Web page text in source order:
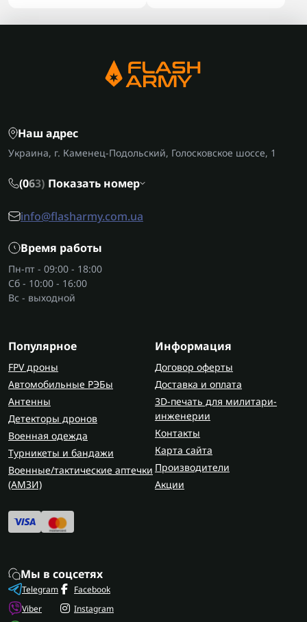
Наш адрес
Украина, г. Каменец-Подольский, Голосковское шоссе, 1
(063) Показать номер
info@flasharmy.com.ua
Время работы
Пн-пт - 09:00 - 18:00
Сб - 10:00 - 16:00
Вс - выходной
Популярное
FPV дроны
Автомобильные РЭБы
Антенны
Детекторы дронов
Военная одежда
Турникеты и бандажи
Военные/тактические аптечки
(AMЗИ)
Информация
Договор оферты
Доставка и оплата
3D-печать для милитари-
инженерии
Контакты
Карта сайта
Производители
Акции
Мы в соцсетях
Telegram
Viber
Facebook
Instagram